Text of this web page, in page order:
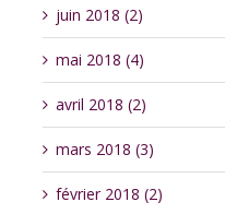
juin 2018 (2)
mai 2018 (4)
avril 2018 (2)
mars 2018 (3)
février 2018 (2)